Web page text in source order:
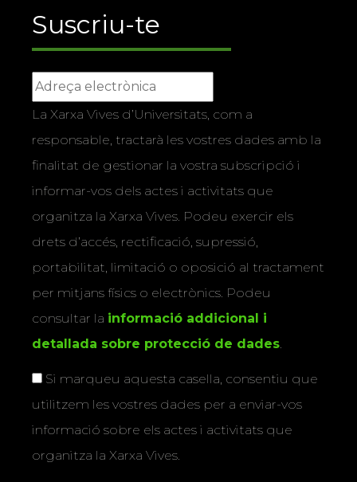
Suscriu-te
La Xarxa Vives d’Universitats, com a
responsable, tractarà les vostres dades amb la
finalitat de gestionar la vostra subscripció i
informar-vos dels actes i activitats que
organitza la Xarxa Vives. Podeu exercir els
drets d’accés, rectificació, supressió,
portabilitat, limitació o oposició al tractament
per mitjans físics o electrònics. Podeu
consultar la informació addicional i
detallada sobre protecció de dades.
Si marqueu aquesta casella, consentiu que
utilitzem les vostres dades per a enviar-vos
informació sobre els actes i activitats que
organitza la Xarxa Vives.